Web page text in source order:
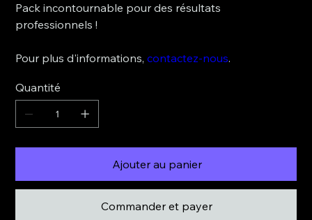
Pack incontournable pour des résultats
professionnels !
Pour plus d'informations,contactez-nous.
Quantité
Ajouter au panier
Commander et payer